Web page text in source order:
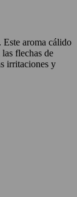
Este aroma cálido
flechas de
irritaciones y